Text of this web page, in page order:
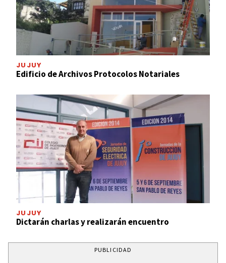
JUJUY
Edificio de Archivos Protocolos Notariales
JUJUY
Dictarán charlas y realizarán encuentro
PUBLICIDAD